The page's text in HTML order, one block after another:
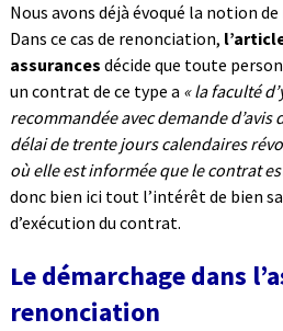
Nous avons déjà évoqué la notion de
Dans ce cas de renonciation,
assurances décide que toute
un contrat de ce type a « la faculté
recommandée avec demande
délai de trente jours calendaires
où elle est informée que le contrat
donc bien ici tout l’intérêt de bien
d’exécution du contrat.
Le démarchage dans
renonciation